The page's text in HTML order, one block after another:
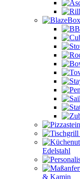
Edelstahl
& Kamin